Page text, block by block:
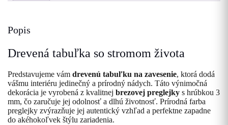
Popis
Drevená tabuľka so stromom života
Predstavujeme vám drevenú tabuľku na zavesenie, ktorá dodá
vášmu interiéru jedinečný a prírodný nádych. Táto výnimočná
dekorácia je vyrobená z kvalitnej brezovej preglejky s hrúbkou 3
mm, čo zaručuje jej odolnosť a dlhú životnosť. Prírodná farba
preglejky zvýrazňuje jej autentický vzhľad a perfektne zapadne
do akéhokoľvek štýlu zariadenia.